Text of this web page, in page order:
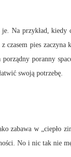
Na przykład, kiedy
pies
poranny
swoją potrzebę.
zabawa w „ciepło
No i nic tak nie